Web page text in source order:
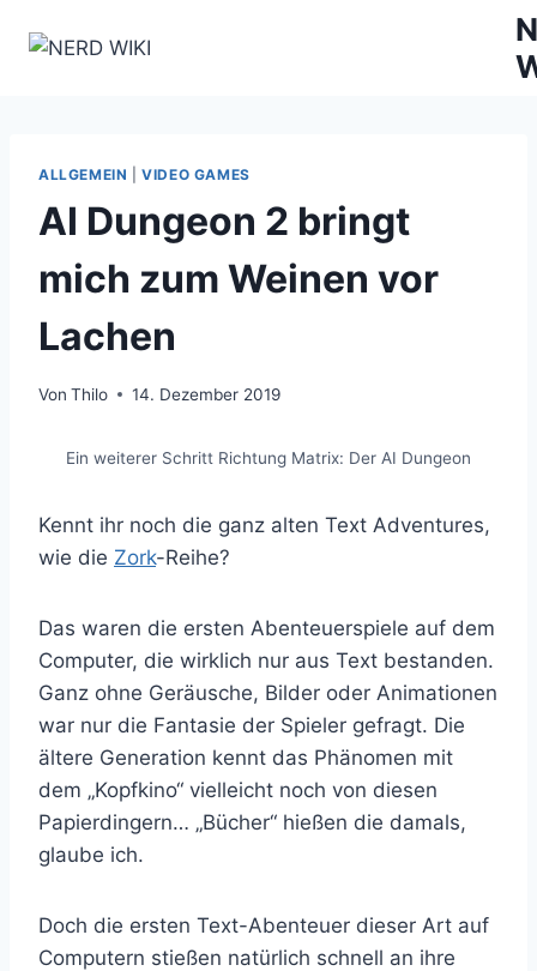
Inhalt
ALLGEMEIN |VIDEO GAMES
AI Dungeon 2 bringt
mich zum Weinen vor
Lachen
Von Thilo 14. Dezember 2019
Ein weiterer Schritt Richtung Matrix: Der AI Dungeon
Kennt ihr noch die ganz alten Text Adventures,
wie die Zork-Reihe?
Das waren die ersten Abenteuerspiele auf dem
Computer, die wirklich nur aus Text bestanden.
Ganz ohne Geräusche, Bilder oder Animationen
war nur die Fantasie der Spieler gefragt. Die
ältere Generation kennt das Phänomen mit
dem „Kopfkino“ vielleicht noch von diesen
Papierdingern… „Bücher“ hießen die damals,
glaube ich.
Doch die ersten Text-Abenteuer dieser Art auf
Computern stießen natürlich schnell an ihre